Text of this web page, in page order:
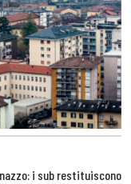
i sub restituiscono